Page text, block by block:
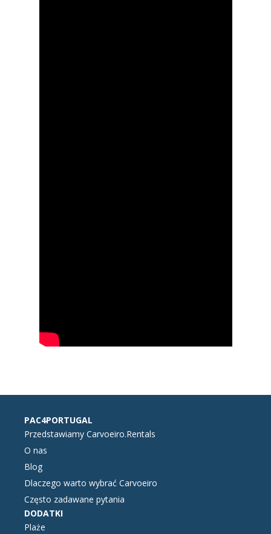
PAC4PORTUGAL
Przedstawiamy Carvoeiro.Rentals
O nas
Blog
Dlaczego warto wybrać Carvoeiro
Często zadawane pytania
DODATKI
Plaże